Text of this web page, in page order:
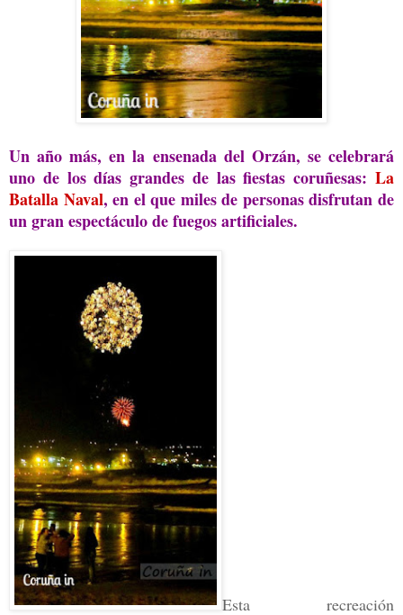
Un año más, en la ensenada del Orzán, se celebrará
uno de los días grandes de las fiestas coruñesas: La
Batalla Naval, en el que miles de personas disfrutan de
un gran espectáculo de fuegos artificiales.
Esta recreación